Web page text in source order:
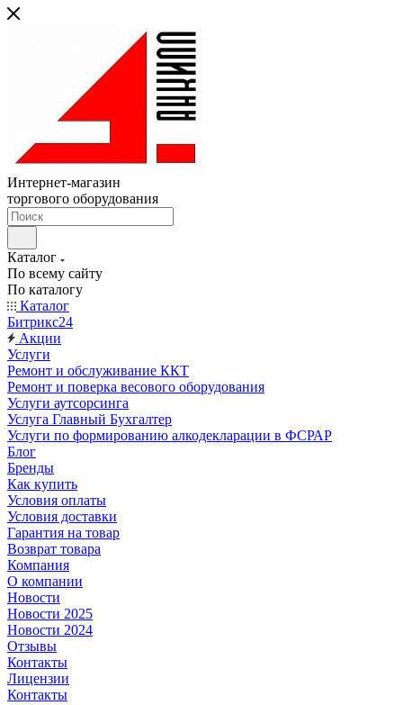
Интернет-магазин
торгового оборудования
Каталог
По всему сайту
По каталогу
Каталог
Битрикс24
Акции
Услуги
Ремонт и обслуживание ККТ
Ремонт и поверка весового оборудования
Услуги аутсорсинга
Услуга Главный Бухгалтер
Услуги по формированию алкодекларации в ФСРАР
Блог
Бренды
Как купить
Условия оплаты
Условия доставки
Гарантия на товар
Возврат товара
Компания
О компании
Новости
Новости 2025
Новости 2024
Отзывы
Контакты
Лицензии
Контакты